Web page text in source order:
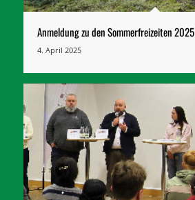
Anmeldung zu den Sommerfreizeiten 2025
4. April 2025